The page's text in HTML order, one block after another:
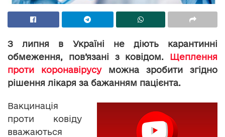
З липня в Україні не діють карантинні
обмеження, пов’язані з ковідом. Щеплення
проти коронавірусуможна зробити згідно
рішення лікаря за бажанням пацієнта.
Вакцинація
проти ковіду
вважаються